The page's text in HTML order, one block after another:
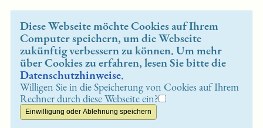
Diese Webseite möchte Cookies auf Ihrem
Computer speichern, um die Webseite
zukünftig verbessern zu können. Um mehr
über Cookies zu erfahren, lesen Sie bitte die
Datenschutzhinweise.
Willigen Sie in die Speicherung von Cookies auf Ihrem
Rechner durch diese Webseite ein?